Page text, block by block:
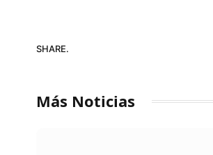
SHARE.
Más Noticias